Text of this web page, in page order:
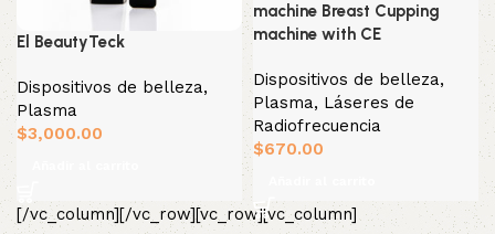
El BeautyTeck
Dispositivos de belleza,
Plasma
$3,000.00
machine Breast Cupping
machine with CE
Dispositivos de belleza,
Plasma, Láseres de
Radiofrecuencia
$670.00
[/vc_column][/vc_row][vc_row][vc_column]